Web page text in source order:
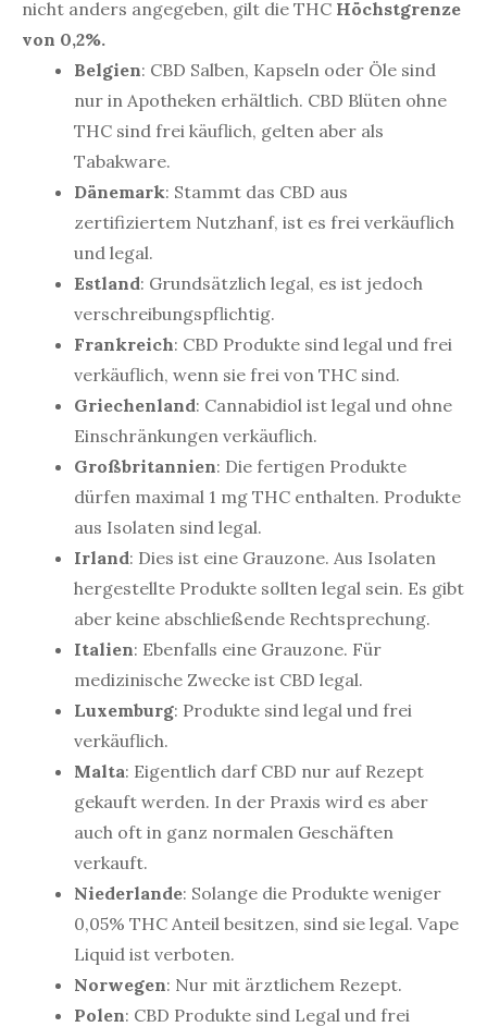
nicht anders angegeben, gilt die THC Höchstgrenze
von 0,2%.
Belgien: CBD Salben, Kapseln oder Öle sind
nur in Apotheken erhältlich. CBD Blüten ohne
THC sind frei käuflich, gelten aber als
Tabakware.
Dänemark: Stammt das CBD aus
zertifiziertem Nutzhanf, ist es frei verkäuflich
und legal.
Estland: Grundsätzlich legal, es ist jedoch
verschreibungspflichtig.
Frankreich: CBD Produkte sind legal und frei
verkäuflich, wenn sie frei von THC sind.
Griechenland: Cannabidiol ist legal und ohne
Einschränkungen verkäuflich.
Großbritannien: Die fertigen Produkte
dürfen maximal 1 mg THC enthalten. Produkte
aus Isolaten sind legal.
Irland: Dies ist eine Grauzone. Aus Isolaten
hergestellte Produkte sollten legal sein. Es gibt
aber keine abschließende Rechtsprechung.
Italien: Ebenfalls eine Grauzone. Für
medizinische Zwecke ist CBD legal.
Luxemburg: Produkte sind legal und frei
verkäuflich.
Malta: Eigentlich darf CBD nur auf Rezept
gekauft werden. In der Praxis wird es aber
auch oft in ganz normalen Geschäften
verkauft.
Niederlande: Solange die Produkte weniger
0,05% THC Anteil besitzen, sind sie legal. Vape
Liquid ist verboten.
Norwegen: Nur mit ärztlichem Rezept.
Polen: CBD Produkte sind Legal und frei